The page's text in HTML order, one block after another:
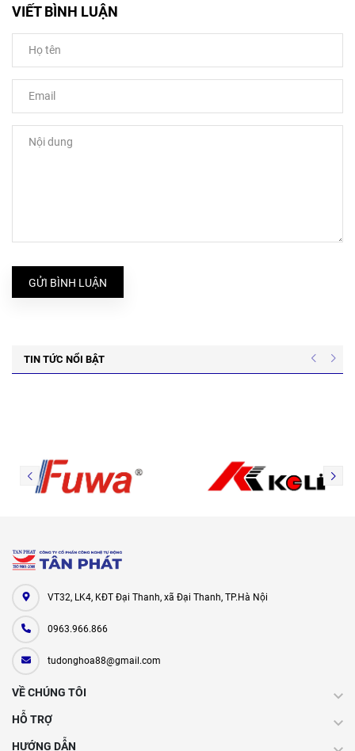
VIẾT BÌNH LUẬN
GỬI BÌNH LUẬN
TIN TỨC NỔI BẬT
VT32, LK4, KĐT Đại Thanh, xã Đại Thanh, TP.Hà Nội
0963.966.866
tudonghoa88@gmail.com
VỀ CHÚNG TÔI
HỖ TRỢ
HƯỚNG DẪN